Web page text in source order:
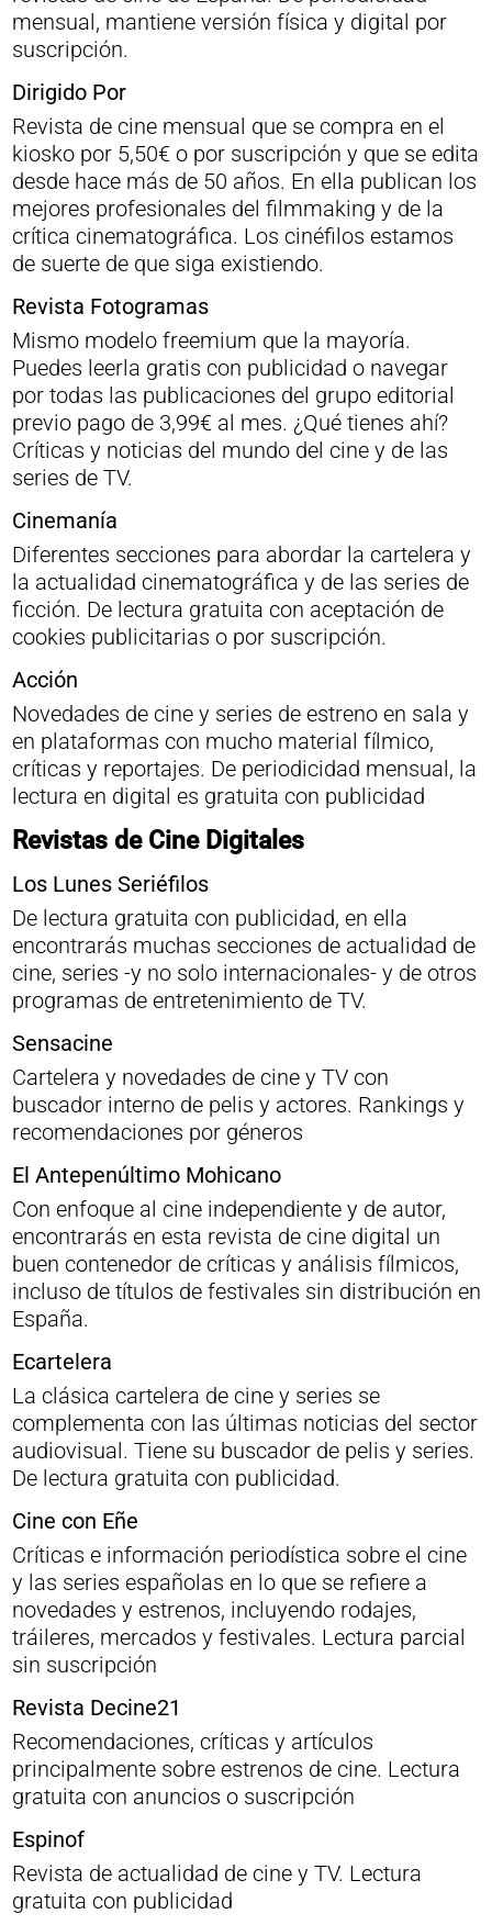
mensual, mantiene versión física y digital por
suscripción.
Dirigido Por
Revista de cine mensual que se compra en el
kiosko por 5,50€ o por suscripción y que se edita
desde hace más de 50 años. En ella publican los
mejores profesionales del filmmaking y de la
crítica cinematográfica. Los cinéfilos estamos
de suerte de que siga existiendo.
Revista Fotogramas
Mismo modelo freemium que la mayoría.
Puedes leerla gratis con publicidad o navegar
por todas las publicaciones del grupo editorial
previo pago de 3,99€ al mes. ¿Qué tienes ahí?
Críticas y noticias del mundo del cine y de las
series de TV.
Cinemanía
Diferentes secciones para abordar la cartelera y
la actualidad cinematográfica y de las series de
ficción. De lectura gratuita con aceptación de
cookies publicitarias o por suscripción.
Acción
Novedades de cine y series de estreno en sala y
en plataformas con mucho material fílmico,
críticas y reportajes. De periodicidad mensual, la
lectura en digital es gratuita con publicidad
Revistas de Cine Digitales
Los Lunes Seriéfilos
De lectura gratuita con publicidad, en ella
encontrarás muchas secciones de actualidad de
cine, series -y no solo internacionales- y de otros
programas de entretenimiento de TV.
Sensacine
Cartelera y novedades de cine y TV con
buscador interno de pelis y actores. Rankings y
recomendaciones por géneros
El Antepenúltimo Mohicano
Con enfoque al cine independiente y de autor,
encontrarás en esta revista de cine digital un
buen contenedor de críticas y análisis fílmicos,
incluso de títulos de festivales sin distribución en
España.
Ecartelera
La clásica cartelera de cine y series se
complementa con las últimas noticias del sector
audiovisual. Tiene su buscador de pelis y series.
De lectura gratuita con publicidad.
Cine con Eñe
Críticas e información periodística sobre el cine
y las series españolas en lo que se refiere a
novedades y estrenos, incluyendo rodajes,
tráileres, mercados y festivales. Lectura parcial
sin suscripción
Revista Decine21
Recomendaciones, críticas y artículos
principalmente sobre estrenos de cine. Lectura
gratuita con anuncios o suscripción
Espinof
Revista de actualidad de cine y TV. Lectura
gratuita con publicidad